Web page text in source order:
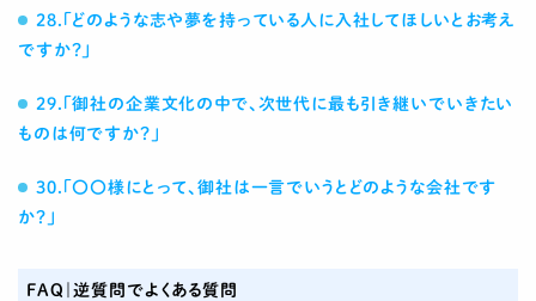
28.「どのような志や夢を持っている人に入社してほしいとお考え
ですか？」
29.「御社の企業文化の中で、次世代に最も引き継いでいきたい
ものは何ですか？」
30.「〇〇様にとって、御社は一言でいうとどのような会社です
か？」
FAQ｜逆質問でよくある質問